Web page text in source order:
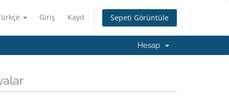
Giriş Kayıt Sepeti Görüntüle
Hesap